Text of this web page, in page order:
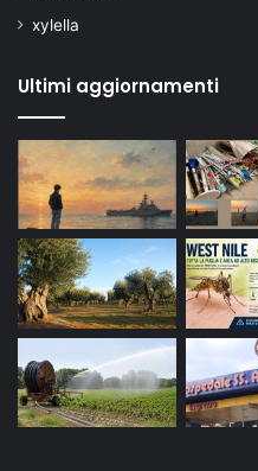
xylella
Ultimi aggiornamenti